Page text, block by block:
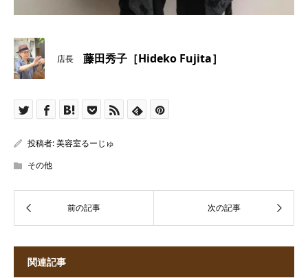
店長 藤田秀子［Hideko Fujita］
投稿者:美容室るーじゅ
その他
関連記事